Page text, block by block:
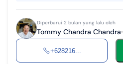
Diperbarui 2 bulan yang lalu oleh
Tommy Chandra Chandra
+628216...